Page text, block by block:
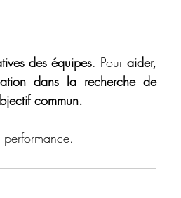
des équipes. Pour aider,
dans la recherche de
commun.